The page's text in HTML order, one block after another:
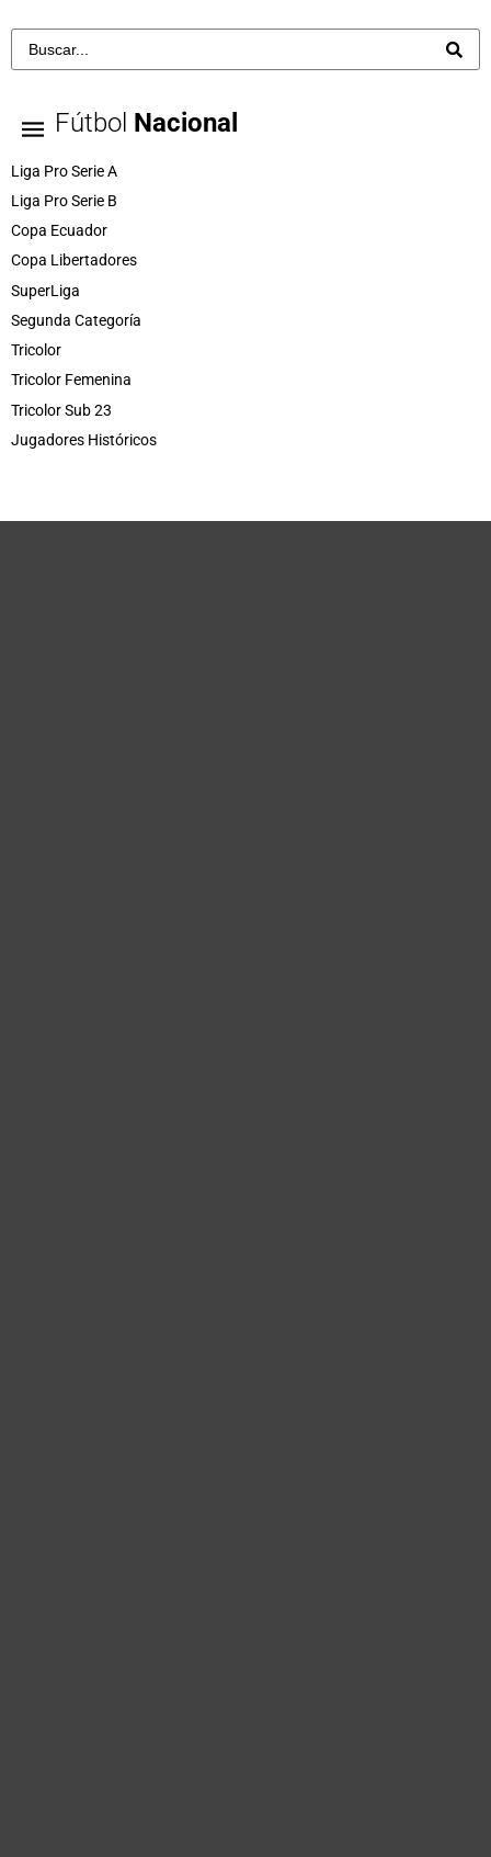
Fútbol Nacional
Liga Pro Serie A
Liga Pro Serie B
Copa Ecuador
Copa Libertadores
SuperLiga
Segunda Categoría
Tricolor
Tricolor Femenina
Tricolor Sub 23
Jugadores Históricos